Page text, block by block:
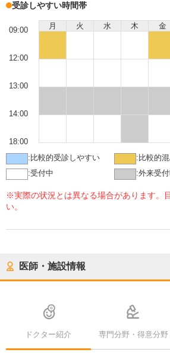
受診しやすい時間帯
月 火 水 木 金
09:00
12:00
13:00
14:00
18:00
: 比較的受診しやすい : 比較的
:受付中 :外来受
※実際の状況とは異なる場合があります。
い。
医師・施設情報
ドクター紹介 専門分野・得意分野